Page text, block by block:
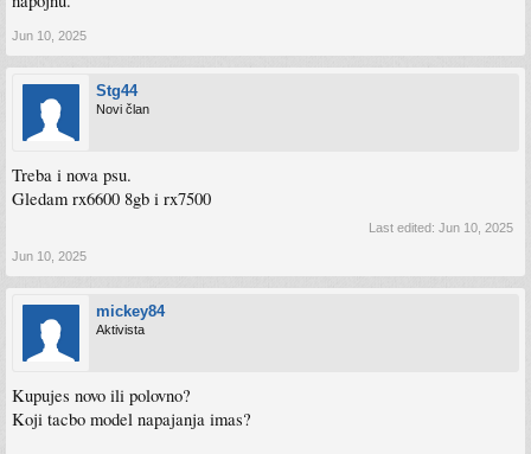
Jun 10, 2025
Stg44
Novi član
Treba i nova psu.
Gledam rx6600 8gb i rx7500
Last edited: Jun 10, 2025
Jun 10, 2025
mickey84
Aktivista
Kupujes novo ili polovno?
Koji tacbo model napajanja imas?